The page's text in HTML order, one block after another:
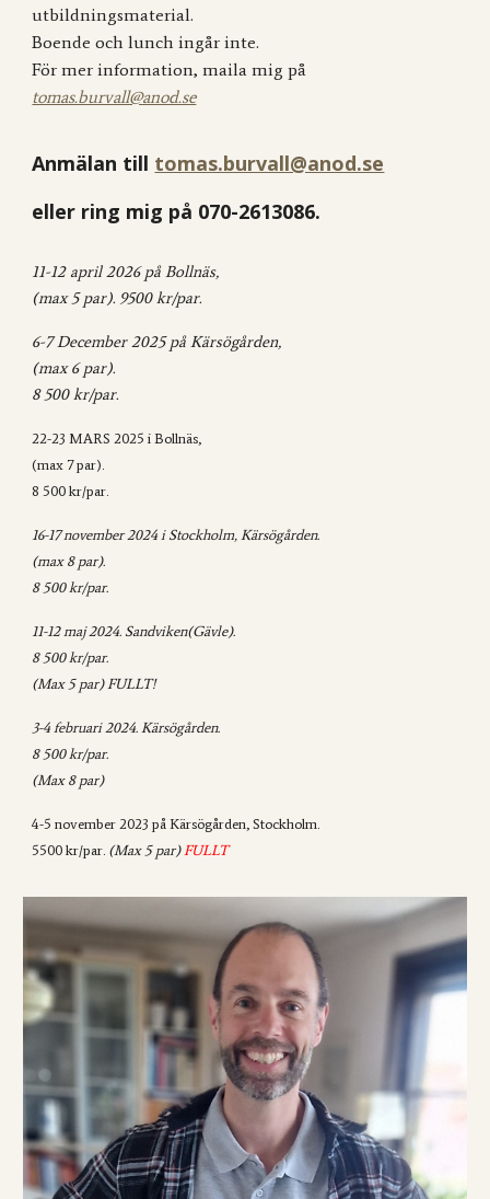
utbildningsmaterial.
Boende och lunch ingår inte.
För mer information, maila mig på
tomas.burvall@anod.se
Anmälan till tomas.burvall@anod.se
eller ring mig på 070-2613086.
11-12 april 2026 påBollnäs,
(max 5 par). 9500 kr/par.
6-7 December 2025 på Kärsögården,
(max 6 par).
8 500 kr/par.
22-23 MARS 2025 i Bollnäs,
(max 7 par).
8 500 kr/par.
16-17 november 2024 i Stockholm, Kärsögården.
(max 8 par).
8 500 kr/par.
11-12 maj 2024. Sandviken(Gävle).
8 500 kr/par.
(Max 5 par) FULLT!
3-4februari 2024. Kärsögården.
8 500 kr/par.
(Max 8 par)
4-5 november 2023 på Kärsögården, Stockholm.
5500 kr/par. (Max 5 par)FULLT